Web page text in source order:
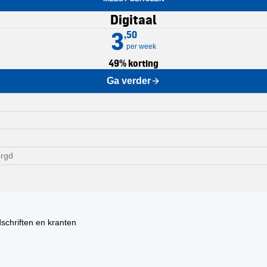
Digitaal
3,50
per week
49% korting
Ga verder
De PZC verschijnt in 5 regionale
en kranten